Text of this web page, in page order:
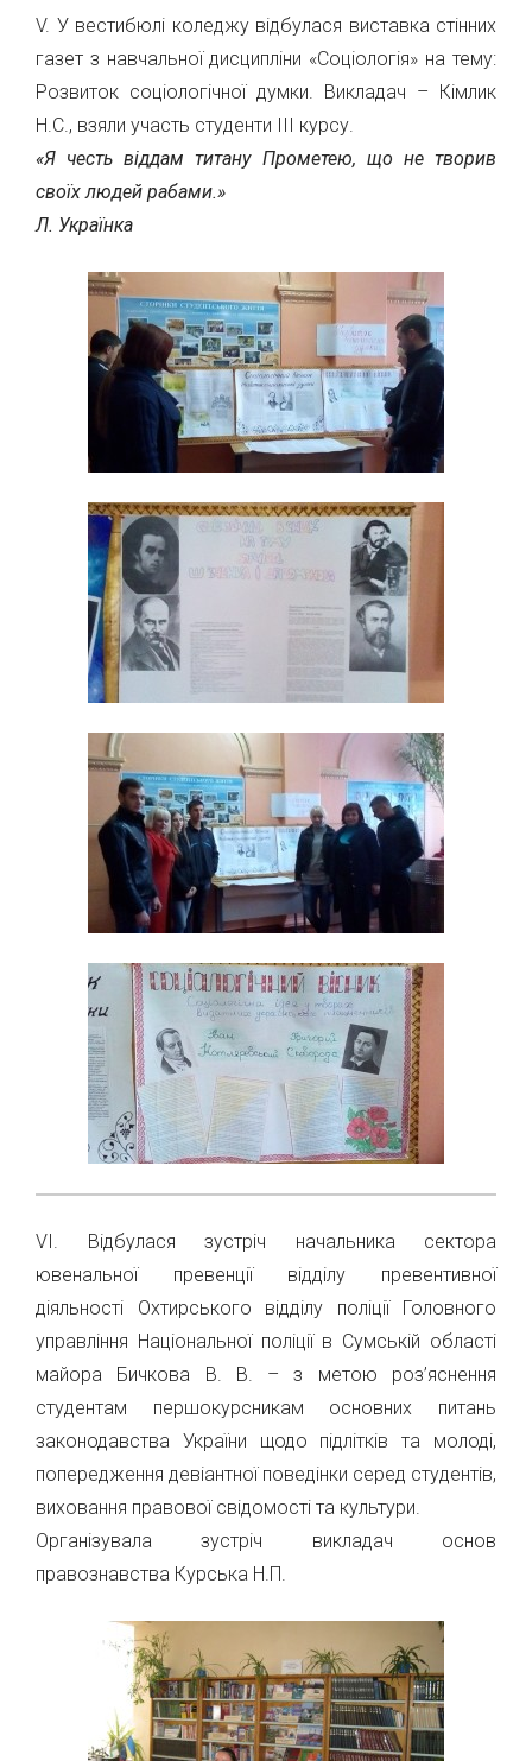
V. У вестибюлі коледжу відбулася виставка стінних
газет з навчальної дисципліни «Соціологія» на тему:
Розвиток соціологічної думки. Викладач – Кімлик
Н.С., взяли участь студенти ІІІ курсу.
«Я честь віддам титану Прометею, що не творив
своїх людей рабами.»
Л. Українка
VІ. Відбулася зустріч начальника сектора
ювенальної превенції відділу превентивної
діяльності Охтирського відділу поліції Головного
управління Національної поліції в Сумській області
майора Бичкова В. В. – з метою роз’яснення
студентам першокурсникам основних питань
законодавства України щодо підлітків та молоді,
попередження девіантної поведінки серед студентів,
виховання правової свідомості та культури.
Організувала зустріч викладач основ
правознавства Курська Н.П.